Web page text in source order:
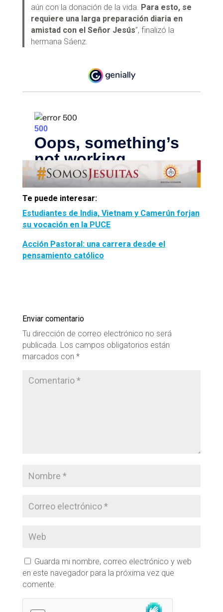
aún con la donación de la vida. Para esto, se
requiere una larga preparación diaria en
amistad con el Señor Jesús”, finalizó la
hermana Sáenz.
Te puede interesar:
Estudiantes de India, Vietnam y Camerún forjan
su vocación en la PUCE
Acción Pastoral: una carrera desde el
pensamiento católico
Enviar comentario
Tu dirección de correo electrónico no será
publicada. Los campos obligatorios están
marcados con *
Guarda mi nombre, correo electrónico y web
en este navegador para la próxima vez que
comente.